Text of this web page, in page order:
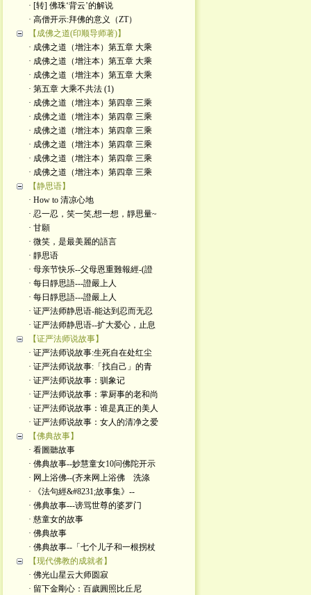
· [转] 佛珠‘背云’的解说
· 高僧开示:拜佛的意义（ZT）
【成佛之道(印顺导师著)】
· 成佛之道（增注本）第五章 大乘
· 成佛之道（增注本）第五章 大乘
· 成佛之道（增注本）第五章 大乘
· 第五章 大乘不共法 (1)
· 成佛之道（增注本）第四章 三乘
· 成佛之道（增注本）第四章 三乘
· 成佛之道（增注本）第四章 三乘
· 成佛之道（增注本）第四章 三乘
· 成佛之道（增注本）第四章 三乘
· 成佛之道（增注本）第四章 三乘
【静思语】
· How to 清凉心地
· 忍一忍，笑一笑,想一想，靜思量~
· 甘願
· 微笑，是最美麗的語言
· 靜思语
· 母亲节快乐--父母恩重難報經-(證
· 每日靜思語---證嚴上人
· 每日靜思語---證嚴上人
· 证严法师静思语-能达到忍而无忍
· 证严法师静思语--扩大爱心，止息
【证严法师说故事】
· 证严法师说故事:生死自在处红尘
· 证严法师说故事:「找自己」的青
· 证严法师说故事：驯象记
· 证严法师说故事：掌厨事的老和尚
· 证严法师说故事：谁是真正的美人
· 证严法师说故事：女人的清净之爱
【佛典故事】
· 看圖聽故事
· 佛典故事--妙慧童女10问佛陀开示
· 网上浴佛--(齐来网上浴佛 洗涤
· 《法句經&#8231;故事集》--
· 佛典故事---谤骂世尊的婆罗门
· 慈童女的故事
· 佛典故事
· 佛典故事--「七个儿子和一根拐杖
【现代佛教的成就者】
· 佛光山星云大师圆寂
· 留下金剛心：百歲圓照比丘尼